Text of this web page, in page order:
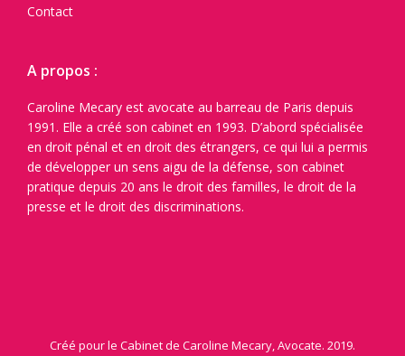
Contact
A propos :
Caroline Mecary est avocate au barreau de Paris depuis
1991. Elle a créé son cabinet en 1993. D’abord spécialisée
en droit pénal et en droit des étrangers, ce qui lui a permis
de développer un sens aigu de la défense, son cabinet
pratique depuis 20 ans le droit des familles, le droit de la
presse et le droit des discriminations.
Créé pour le Cabinet de Caroline Mecary, Avocate. 2019.